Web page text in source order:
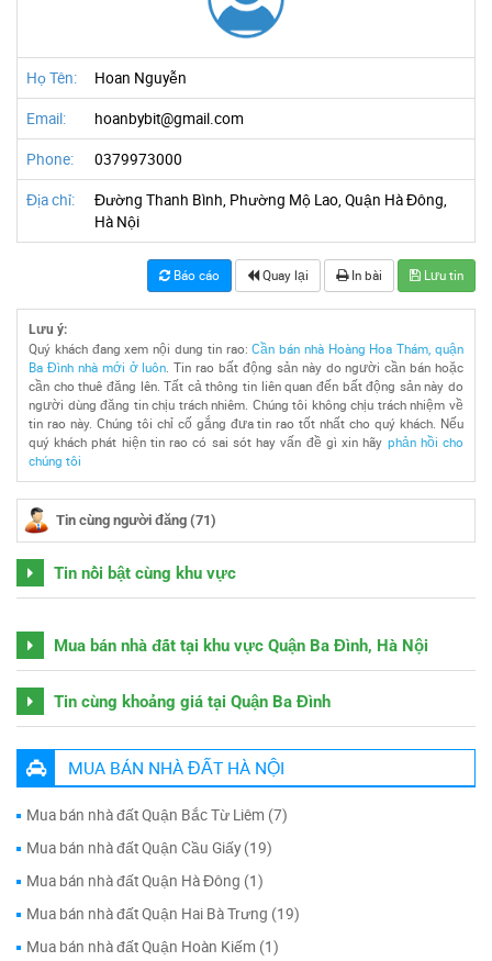
Họ Tên: Hoan Nguyễn
Email: hoanbybit@gmail.com
Phone: 0379973000
Địa chỉ:
Đường Thanh Bình, Phường Mộ Lao, Quận Hà Đông,
Hà Nội
Báo cáo Quay lại In bài Lưu tin
Lưu ý:
Quý khách đang xem nội dung tin rao:Cần bán nhà Hoàng Hoa Thám, quận
Ba Đình nhà mới ở luôn . Tin rao bất động sản này do người cần bán hoặc
cần cho thuê đăng lên. Tất cả thông tin liên quan đến bất động sản này do
người dùng đăng tin chịu trách nhiêm. Chúng tôi không chịu trách nhiệm về
tin rao này. Chúng tôi chỉ cố gắng đưa tin rao tốt nhất cho quý khách. Nếu
quý khách phát hiện tin rao có sai sót hay vấn đề gì xin hãy phản hồi cho
chúng tôi
Tin cùng người đăng (71)
Tin nổi bật cùng khu vực
Mua bán nhà đất tại khu vực Quận Ba Đình, Hà Nội
Tin cùng khoảng giá tại Quận Ba Đình
MUA BÁN NHÀ ĐẤT HÀ NỘI
Mua bán nhà đất Quận Bắc Từ Liêm (7)
Mua bán nhà đất Quận Cầu Giấy (19)
Mua bán nhà đất Quận Hà Đông (1)
Mua bán nhà đất Quận Hai Bà Trưng (19)
Mua bán nhà đất Quận Hoàn Kiếm (1)